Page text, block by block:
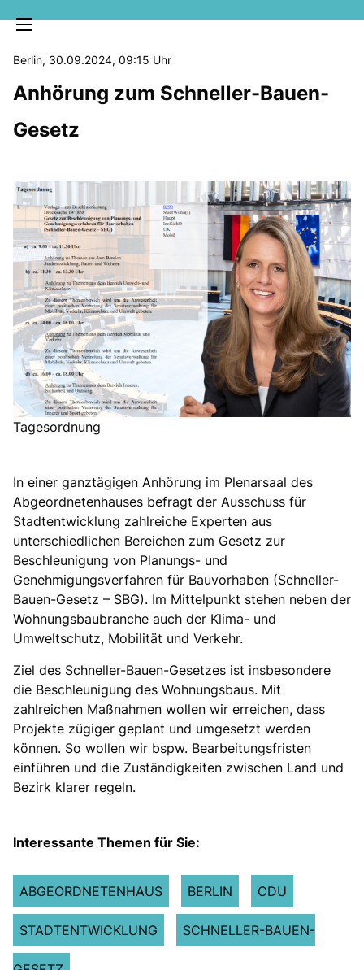
MELDUNGEN
SOZIALE MEDIEN
KLARTEXT
Berlin, 30.09.2024, 09:15 Uhr
Anhörung zum Schneller-Bauen-
Gesetz
In einer ganztägigen Anhörung im Plenarsaal des
Abgeordnetenhauses befragt der Ausschuss für
Stadtentwicklung zahlreiche Experten aus
unterschiedlichen Bereichen zum Gesetz zur
Beschleunigung von Planungs- und
Genehmigungsverfahren für Bauvorhaben (Schneller-
Bauen-Gesetz – SBG). Im Mittelpunkt stehen neben der
Wohnungsbaubranche auch der Klima- und
Umweltschutz, Mobilität und Verkehr.
Ziel des Schneller-Bauen-Gesetzes ist insbesondere
die Beschleunigung des Wohnungsbaus. Mit
zahlreichen Maßnahmen wollen wir erreichen, dass
Projekte zügiger geplant und umgesetzt werden
können. So wollen wir bspw. Bearbeitungsfristen
einführen und die Zuständigkeiten zwischen Land und
Bezirk klarer regeln.
Interessante Themen für Sie:
ABGEORDNETENHAUS BERLIN CDU
STADTENTWICKLUNG SCHNELLER-BAUEN-
Tagesordnung